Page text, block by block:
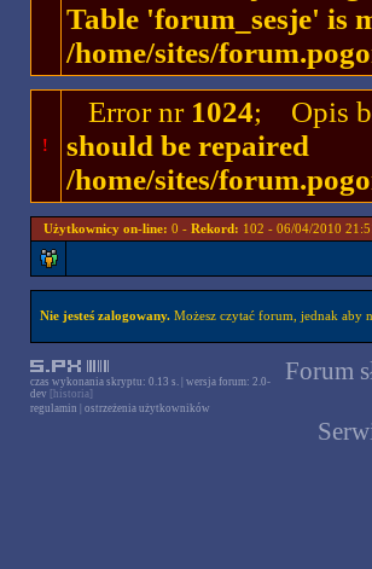
Table 'forum_sesje' is
/home/sites/
!
Error nr 1024; Opis
should be repaired
/home/sites/
Użytkownicy on-line: 0 - Rekord: 102 - 06/04/2010
Nie jesteś zalogowany.Możesz czytać forum, jednak aby
czas wykonania skryptu: 0.13 s. | wersja forum: 2.0-
dev [historia]
regulamin
ostrzeżenia użytkowników
Forum